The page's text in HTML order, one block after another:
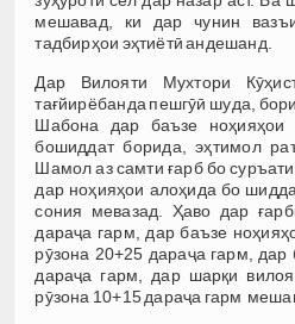
мешавад, ки дар чунин
тадбирҳои эҳтиётӣ андешанд.
Дар Вилояти Мухтори
тағйирёбанда пешгӯӣ шуда,
Шабона дар баъзе ноҳияҳои
бошиддат борида, эҳтимол
Шамол аз самти ғарб бо
дар ноҳияҳои алоҳида бо
сония мевазад. Ҳаво дар
дараҷа гарм, дар баъзе
рӯзона 20+25 дараҷа гарм, дар
дараҷа гарм, дар шарқи
рӯзона 10+15 дараҷа гарм